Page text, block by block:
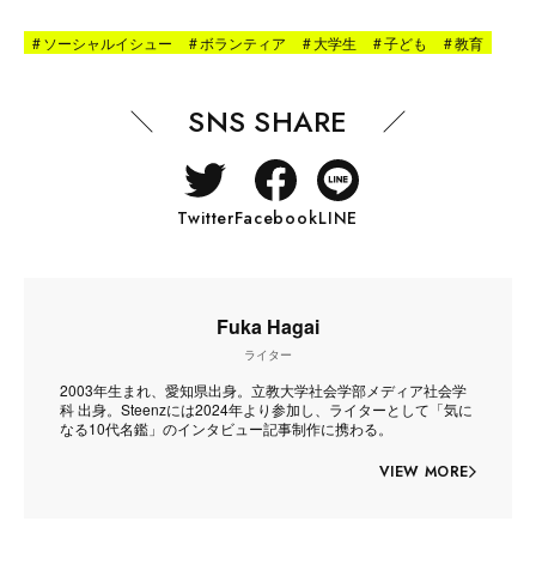
#ソーシャルイシュー #ボランティア #大学生 #子ども #教育
SNS SHARE
TwitterFacebookLINE
Fuka Hagai
ライター
2003年生まれ、愛知県出身。立教大学社会学部メディア社会学
科 出身。Steenzには2024年より参加し、ライターとして「気に
なる10代名鑑」のインタビュー記事制作に携わる。
VIEW MORE